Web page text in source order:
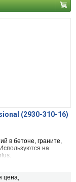
(2930-310-16)
в бетоне, граните,
на
цена,